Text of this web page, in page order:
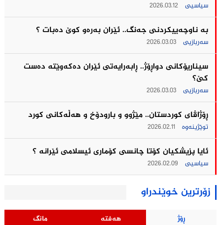
سیاسیی 2026.03.12
بە ناوچەییکردنی جەنگ.. ئێران به‌ره‌و كوێ ده‌بات ؟
سەربازیی 2026.03.03
سیناریۆکانی دواڕۆژ.. ڕابەرایەتی ئێران دەکەوێتە دەست
کێ؟
سەربازیی 2026.03.03
ڕۆژاڤای کوردستان.. مێژوو و بارودۆخ و هەڵەکانی کورد
توێژینەوە 2026.02.11
ئایا پزیشکیان کۆتا چانسی کۆماری ئیسلامی ئێرانه ؟
سیاسیی 2026.02.09
زۆرترین خوێندراو
ڕۆژ هەفتە مانگ